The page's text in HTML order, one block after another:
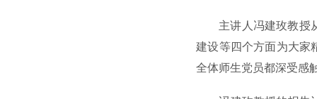
主讲人冯建玫教授
建设等四个方面为大家
全体师生党员都深受感